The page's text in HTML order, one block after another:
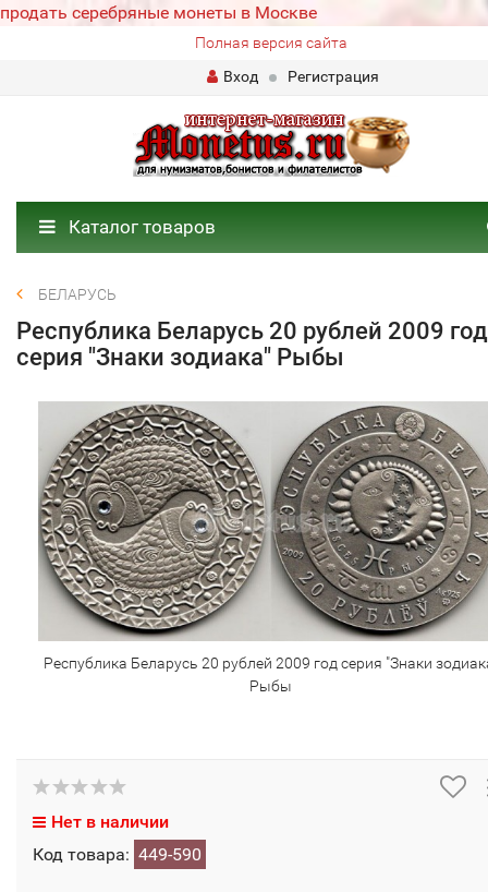
продать серебряные монеты в Москве
Полная версия сайта
Вход
Регистрация
Каталог товаров
БЕЛАРУСЬ
Республика Беларусь 20 рублей 2009 год
серия "Знаки зодиака" Рыбы
Республика Беларусь 20 рублей 2009 год серия "Знаки
Рыбы
Нет в наличии
Код товара: 449-590